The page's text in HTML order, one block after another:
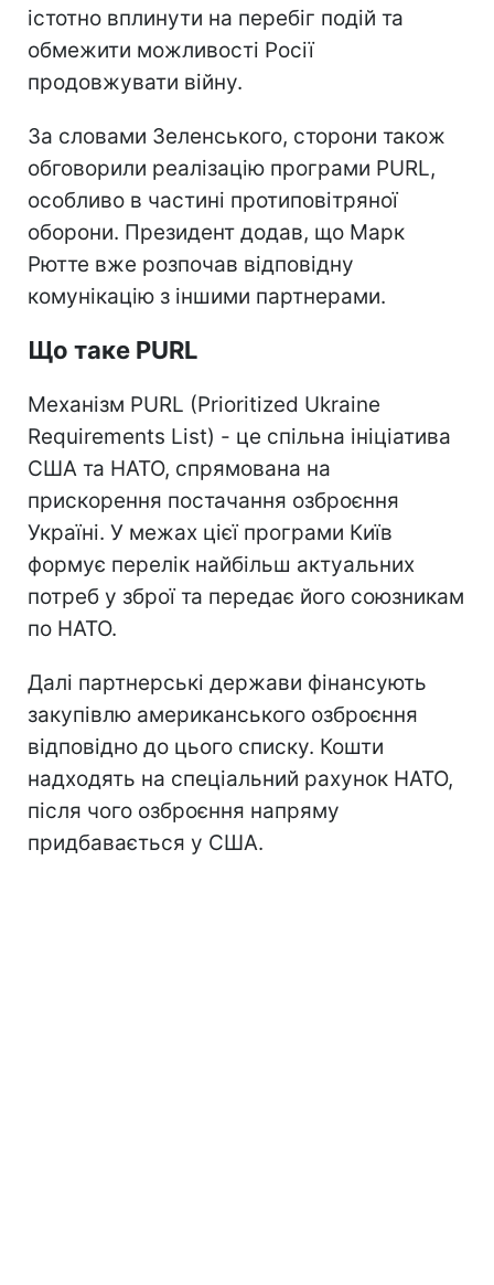
істотно вплинути на перебіг подій та
обмежити можливості Росії
продовжувати війну.
За словами Зеленського, сторони також
обговорили реалізацію програми PURL,
особливо в частині протиповітряної
оборони. Президент додав, що Марк
Рютте вже розпочав відповідну
комунікацію з іншими партнерами.
Що таке PURL
Механізм PURL (Prioritized Ukraine
Requirements List) - це спільна ініціатива
США та НАТО, спрямована на
прискорення постачання озброєння
Україні. У межах цієї програми Київ
формує перелік найбільш актуальних
потреб у зброї та передає його союзникам
по НАТО.
Далі партнерські держави фінансують
закупівлю американського озброєння
відповідно до цього списку. Кошти
надходять на спеціальний рахунок НАТО,
після чого озброєння напряму
придбавається у США.